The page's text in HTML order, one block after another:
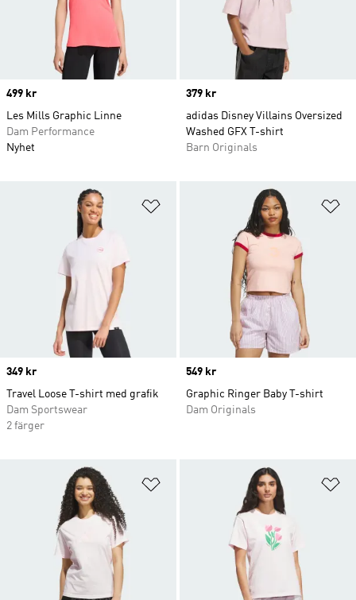
Price
499 kr
Les Mills Graphic Linne
Dam Performance
Nyhet
Price
379 kr
adidas Disney Villains Oversized
Washed GFX T-shirt
Barn Originals
Lägg till på önskelistan
Price
349 kr
Travel Loose T-shirt med grafik
Dam Sportswear
2 färger
Price
549 kr
Graphic Ringer Baby T-shirt
Dam Originals
Lägg till på önskelistan